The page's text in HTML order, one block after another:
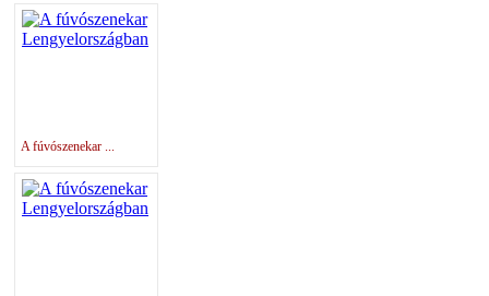
A fúvószenekar ...